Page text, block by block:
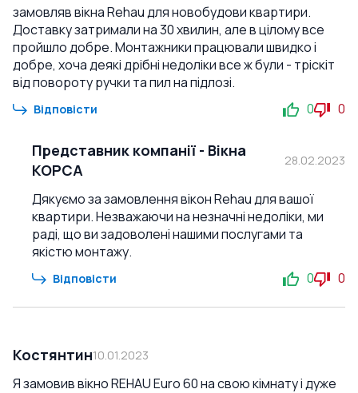
замовляв вікна Rehau для новобудови квартири.
Доставку затримали на 30 хвилин, але в цілому все
пройшло добре. Монтажники працювали швидко і
добре, хоча деякі дрібні недоліки все ж були - тріскіт
від повороту ручки та пил на підлозі.
Відповісти 0 0
Представник компанії - Вікна
КОРСА
28.02.2023
Дякуємо за замовлення вікон Rehau для вашої
квартири. Незважаючи на незначні недоліки, ми
раді, що ви задоволені нашими послугами та
якістю монтажу.
Відповісти 0 0
Костянтин10.01.2023
Я замовив вікно REHAU Euro 60 на свою кімнату і дуже